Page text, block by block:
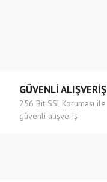
GÜVENLİ ALIŞVERİŞ
256 Bit SSl Koruması ile
güvenli alışveriş